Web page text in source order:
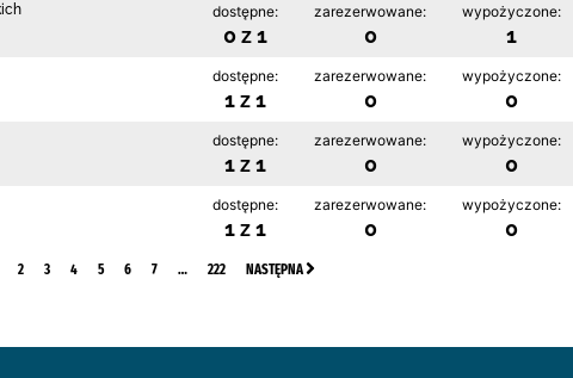
dostępne:
0 z 1
zarezerwowane:
0
wypożyczone:
1
dostępne:
1 z 1
zarezerwowane:
0
wypożyczone:
0
dostępne:
1 z 1
zarezerwowane:
0
wypożyczone:
0
dostępne:
1 z 1
zarezerwowane:
0
wypożyczone:
0
2 3 4 5 6 7 … 222 NASTĘPNA